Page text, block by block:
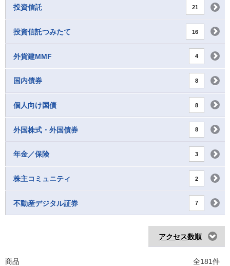
投資信託 21
投資信託つみたて 16
外貨建MMF 4
国内債券 8
個人向け国債 8
外国株式・外国債券 8
年金／保険 3
株主コミュニティ 2
不動産デジタル証券 7
アクセス数順
商品 全181件